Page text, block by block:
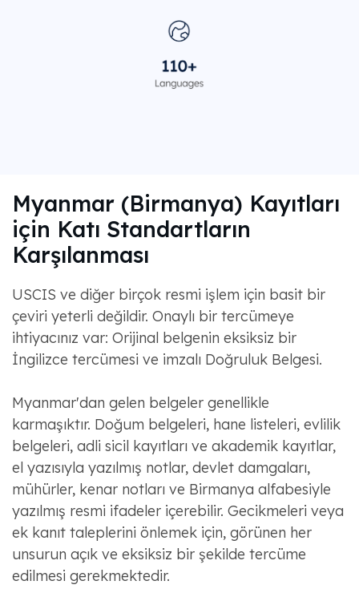
Myanmar (Birmanya) Kayıtları
için Katı Standartların
Karşılanması
USCIS ve diğer birçok resmi işlem için basit bir
çeviri yeterli değildir. Onaylı bir tercümeye
ihtiyacınız var: Orijinal belgenin eksiksiz bir
İngilizce tercümesi ve imzalı Doğruluk Belgesi.
Myanmar'dan gelen belgeler genellikle
karmaşıktır. Doğum belgeleri, hane listeleri, evlilik
belgeleri, adli sicil kayıtları ve akademik kayıtlar,
el yazısıyla yazılmış notlar, devlet damgaları,
mühürler, kenar notları ve Birmanya alfabesiyle
yazılmış resmi ifadeler içerebilir. Gecikmeleri veya
ek kanıt taleplerini önlemek için, görünen her
unsurun açık ve eksiksiz bir şekilde tercüme
edilmesi gerekmektedir.